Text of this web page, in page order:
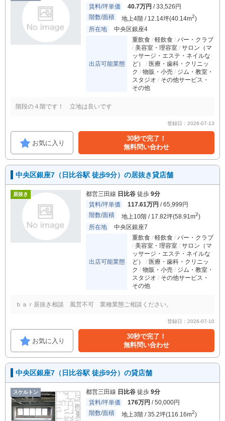
賃料/坪単価
40.7万円 / 33,526円
階数/面積
地上4階 / 12.14坪(40.14m2)
所在地
中央区銀座4
出店可能業態
重飲食 軽飲食
バー・クラブ
美容室・理容室
サロン（マ
ッサージ・エステ・ネイルな
ど）
医療・歯科・クリニッ
ク
物販・小売
ジム・教室・
スタジオ
その他サービス・
その他
階段の４階です！ 立地は良いです
登録日：2026-07-13
お気に入り
30秒で完了！
無料問い合わせ
中央区銀座7（日比谷駅 徒歩9分）の居抜き貸店舗
居抜き 都営三田線 日比谷 徒歩 9分
賃料/坪単価
117.61万円 / 65,999円
階数/面積
地上10階 / 17.82坪(58.91m2)
所在地
中央区銀座7
出店可能業態
重飲食 軽飲食
バー・クラブ
美容室・理容室
サロン（マ
ッサージ・エステ・ネイルな
ど）
医療・歯科・クリニッ
ク
物販・小売
ジム・教室・
スタジオ
その他サービス・
その他
ｂａｒ居抜き相談 風営不可 業種業態ご相談ください。
登録日：2026-07-10
お気に入り
30秒で完了！
無料問い合わせ
中央区銀座7（日比谷駅 徒歩9分）の貸店舗
スケルトン 都営三田線 日比谷 徒歩 9分
賃料/坪単価
176万円 / 50,000円
階数/面積
地上3階 / 35.2坪(116.16m2)